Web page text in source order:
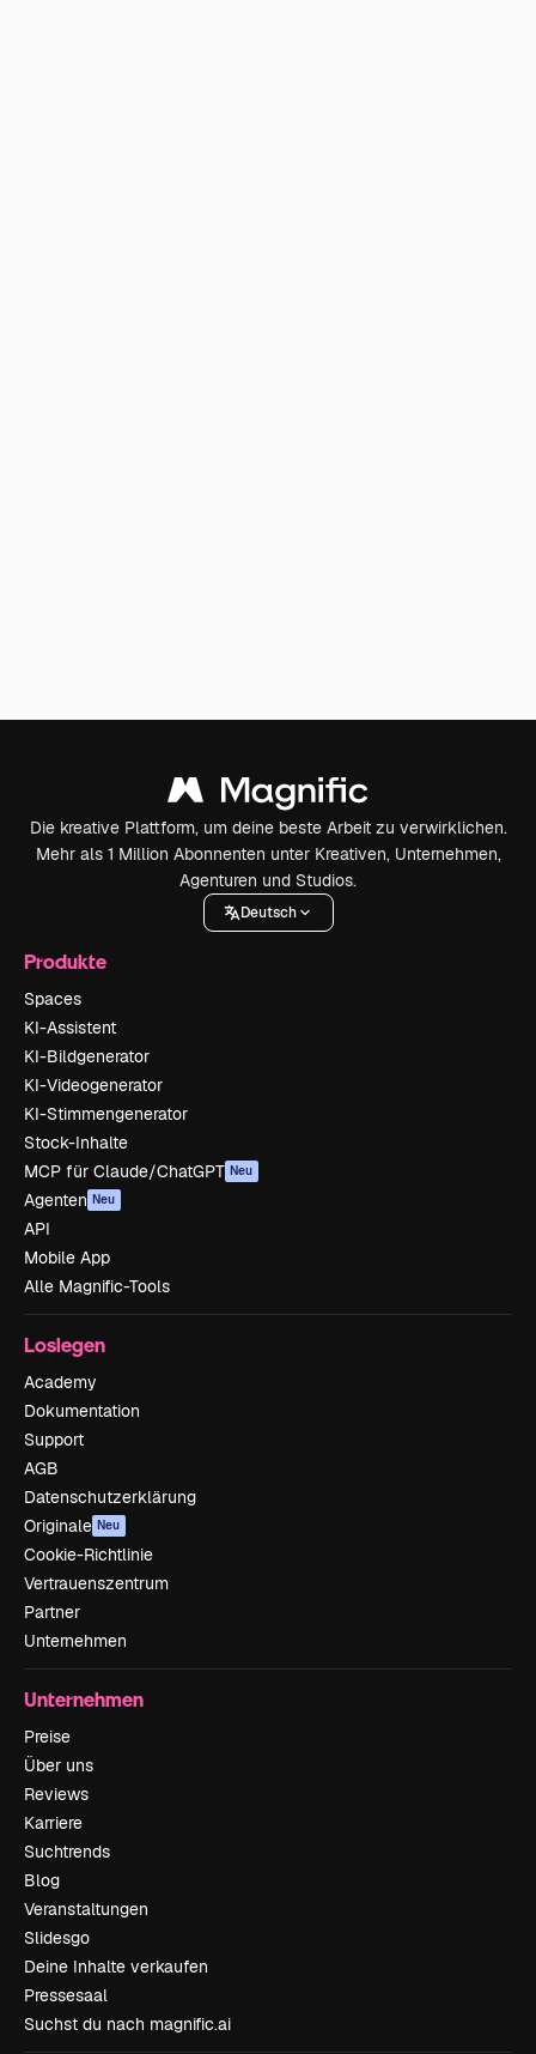
Die kreative Plattform, um deine beste Arbeit zu verwirklichen.
Mehr als 1 Million Abonnenten unter Kreativen, Unternehmen,
Agenturen und Studios.
Deutsch
Produkte
Spaces
KI-Assistent
KI-Bildgenerator
KI-Videogenerator
KI-Stimmengenerator
Stock-Inhalte
MCP für Claude/ChatGPT Neu
Agenten Neu
API
Mobile App
Alle Magnific-Tools
Loslegen
Academy
Dokumentation
Support
AGB
Datenschutzerklärung
Originale Neu
Cookie-Richtlinie
Vertrauenszentrum
Partner
Unternehmen
Unternehmen
Preise
Über uns
Reviews
Karriere
Suchtrends
Blog
Veranstaltungen
Slidesgo
Deine Inhalte verkaufen
Pressesaal
Suchst du nach magnific.ai